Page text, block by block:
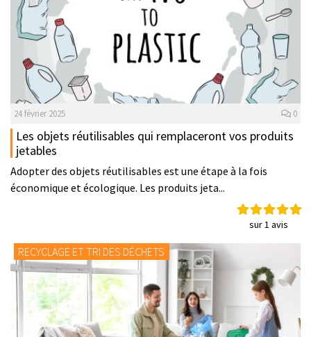
24 février 2025 0
Les objets réutilisables qui remplaceront vos produits
jetables
Adopter des objets réutilisables est une étape à la fois
économique et écologique. Les produits jeta...
sur 1 avis
RECYCLAGE ET TRI DES DÉCHETS